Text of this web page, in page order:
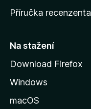
u
t
á
n
Příručka recenzenta
Na stažení
Download Firefox
Windows
macOS